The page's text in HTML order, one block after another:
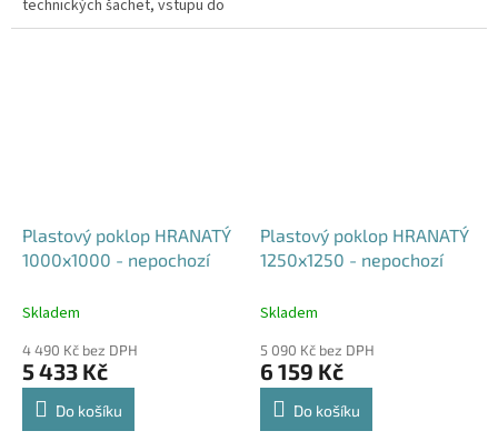
technických šachet, vstupu do
sklepa, nádrží, jímek, septiků
apod. Doba dodání je 5-10...
Plastový poklop HRANATÝ
1000x1000 - nepochozí
Skladem
4 490 Kč bez DPH
5 433 Kč
Do košíku
Plastový poklop HRANATÝ
1250x1250 - nepochozí
Skladem
5 090 Kč bez DPH
6 159 Kč
Do košíku